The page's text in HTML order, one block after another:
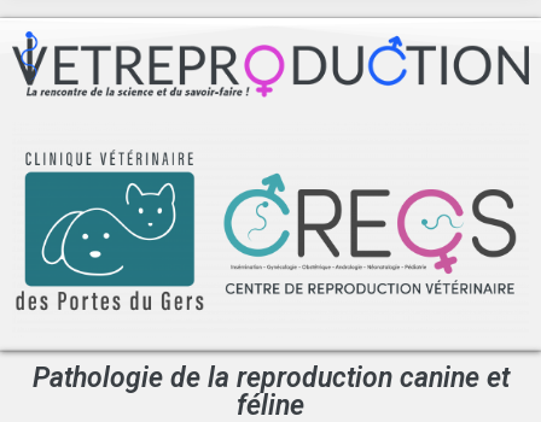
Pathologie de la reproduction canine et
féline